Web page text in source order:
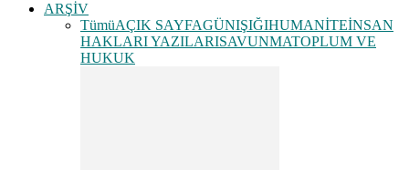
ARŞİV
TümüAÇIK SAYFAGÜNIŞIĞIHUMANİTEİNSAN
HAKLARI YAZILARISAVUNMATOPLUM VE
HUKUK